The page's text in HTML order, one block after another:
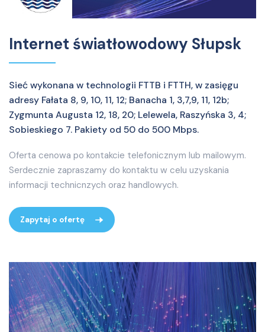
Internet światłowodowy Słupsk
Sieć wykonana w technologii FTTB i FTTH, w zasięgu
adresy Fałata 8, 9, 10, 11, 12; Banacha 1, 3,7,9, 11, 12b;
Zygmunta Augusta 12, 18, 20; Lelewela, Raszyńska 3, 4;
Sobieskiego 7. Pakiety od 50 do 500 Mbps.
Oferta cenowa po kontakcie telefonicznym lub mailowym.
Serdecznie zapraszamy do kontaktu w celu uzyskania
informacji technicnzych oraz handlowych.
Zapytaj o ofertę